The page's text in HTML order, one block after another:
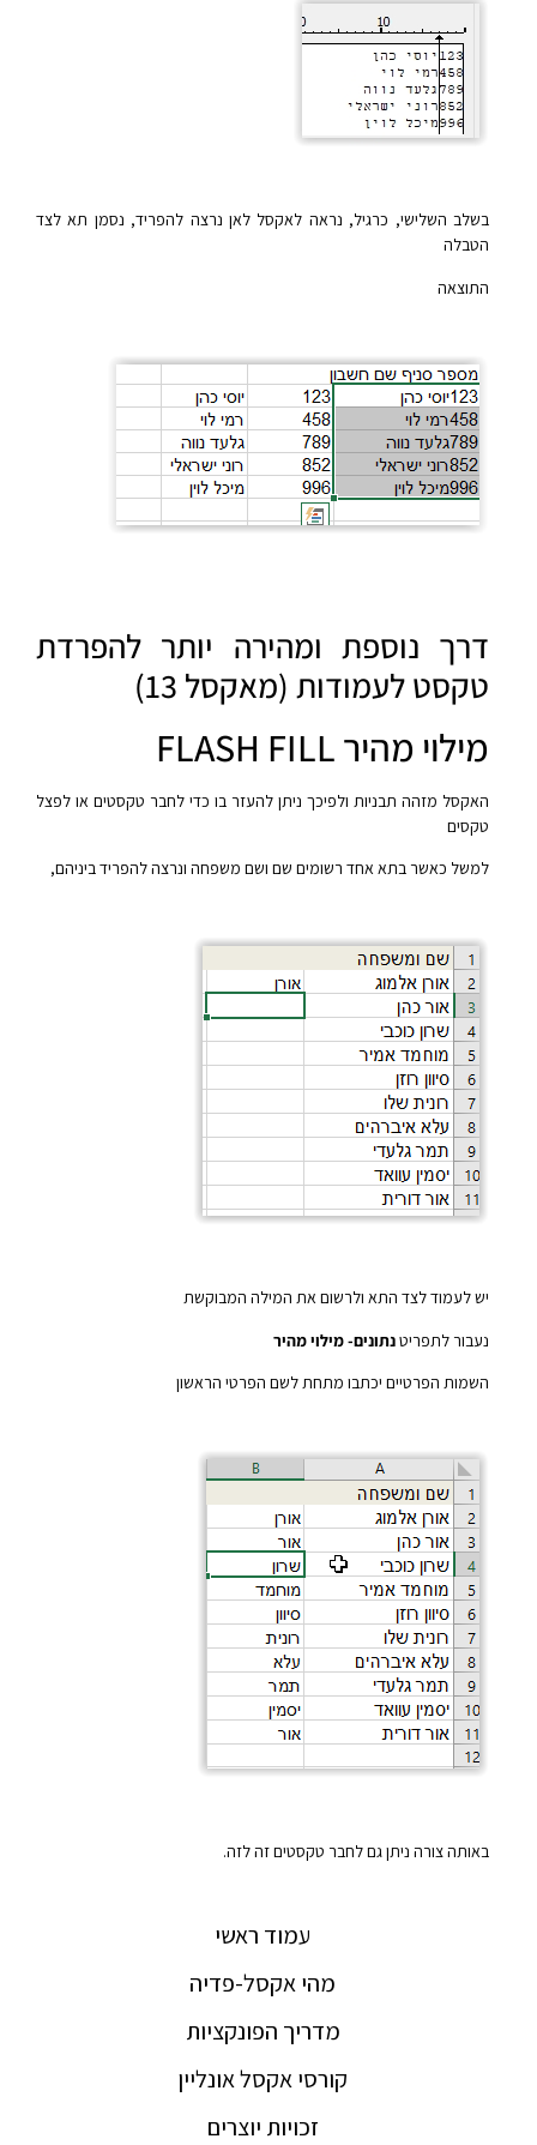
בשלב השלישי, כרגיל, נראה לאקסל לאן נרצה להפריד, נסמן תא לצד
הטבלה
התוצאה
דרך נוספת ומהירה יותר להפרדת
טקסט לעמודות (מאקסל 13)
מילוי מהיר FLASH FILL
האקסל מזהה תבניות ולפיכך ניתן להעזר בו כדי לחבר טקסטים או לפצל
טקסים
למשל כאשר בתא אחד רשומים שם ושם משפחה ונרצה להפריד ביניהם,
יש לעמוד לצד התא ולרשום את המילה המבוקשת
נעבור לתפריטנתונים- מילוי מהיר
השמות הפרטיים יכתבו מתחת לשם הפרטי הראשון
באותה צורה ניתן גם לחבר טקסטים זה לזה.
עמוד ראשי
מהי אקסל-פדיה
מדריך הפונקציות
קורסי אקסל אונליין
זכויות יוצרים